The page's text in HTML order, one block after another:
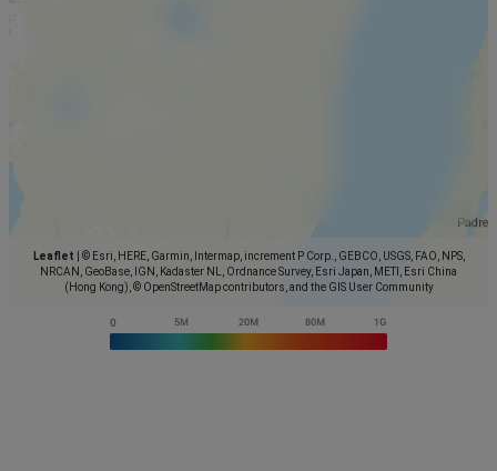
Leaflet
© Esri, HERE, Garmin, Intermap, increment P Corp., GEBCO, USGS, FAO, NPS,
NRCAN, GeoBase, IGN, Kadaster NL, Ordnance Survey, Esri Japan, METI, Esri China
(Hong Kong), © OpenStreetMap contributors, and the GIS User Community